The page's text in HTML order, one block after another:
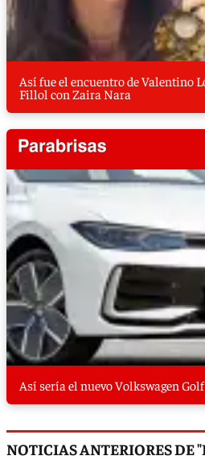
Así fue el encuentro de Valentino
Fillol con Zaira Nara
Así sería el nuevo Volkswagen Golf
NOTICIAS ANTERIORES DE